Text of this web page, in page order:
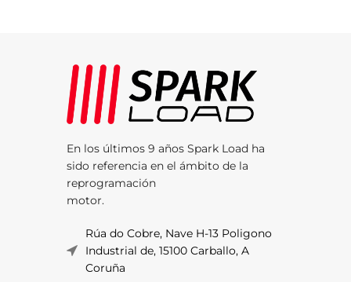
En los últimos 9 años Spark Load ha
sido referencia en el ámbito de la
reprogramación
motor.
Rúa do Cobre, Nave H-13 Poligono
Industrial de, 15100 Carballo, A
Coruña